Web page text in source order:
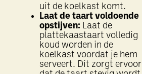
uit de koelkast komt.
Laat de taart voldoende
opstijven: Laat de
plattekaastaart volledig
koud worden in de
koelkast voordat je hem
serveert. Dit zorgt ervoor